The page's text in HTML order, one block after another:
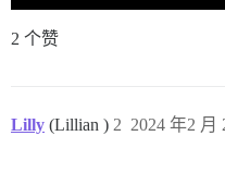
2 个赞
Lilly (Lillian ) 2024 年2 月
2